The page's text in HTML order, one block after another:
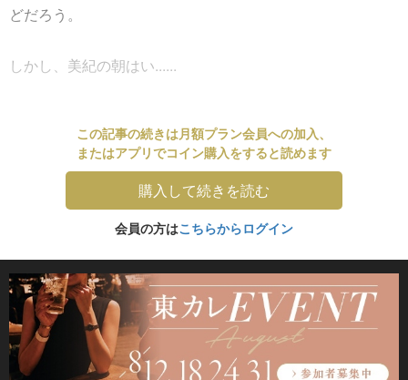
どだろう。
しかし、美紀の朝はい......
この記事の続きは月額プラン会員への加入、
またはアプリでコイン購入をすると読めます
購入して続きを読む
会員の方はこちらからログイン